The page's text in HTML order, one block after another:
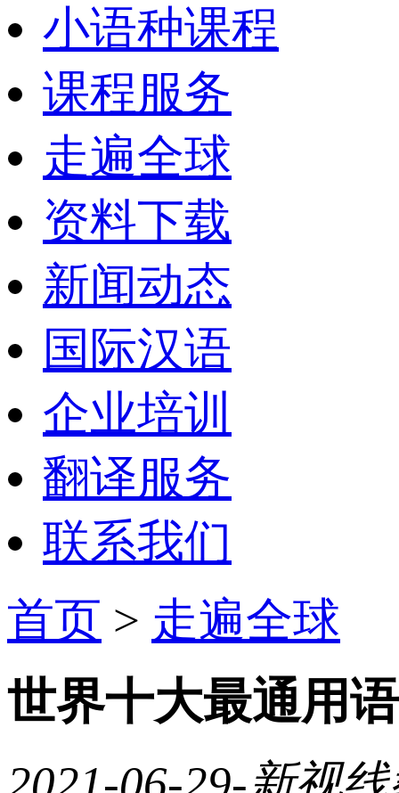
小语种课程
课程服务
走遍全球
资料下载
新闻动态
国际汉语
企业培训
翻译服务
联系我们
首页 > 走遍全球
世界十大最通用